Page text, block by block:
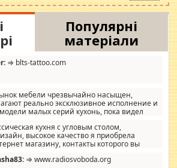
Популярні
матеріали
⇒ blts-tattoo.com
мебели чрезвычайно насыщен,
реально эксклюзивное исполнение и
малых серий кухонь, пока видел
MebelOk, креативненько и что главное -
без ненужных наворотов удорожающих
фактор.
кухня с угловым столом,
высокое качество я приобрела
магазину, контакты которого вы
⇒ www.radiosvoboda.org